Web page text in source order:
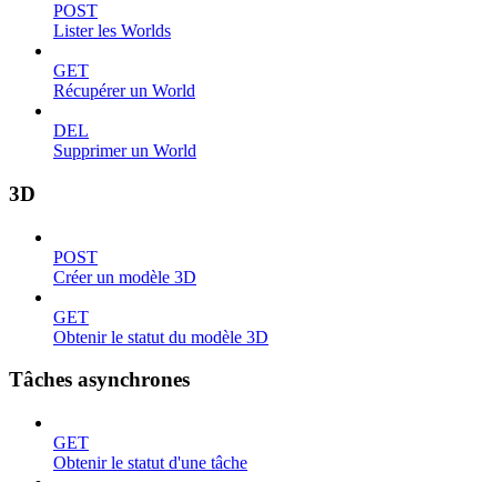
POST
Lister les Worlds
GET
Récupérer un World
DEL
Supprimer un World
3D
POST
Créer un modèle 3D
GET
Obtenir le statut du modèle 3D
Tâches asynchrones
GET
Obtenir le statut d'une tâche